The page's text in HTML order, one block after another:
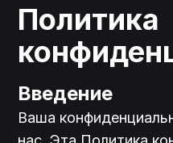
Политика
Введение
Ваша